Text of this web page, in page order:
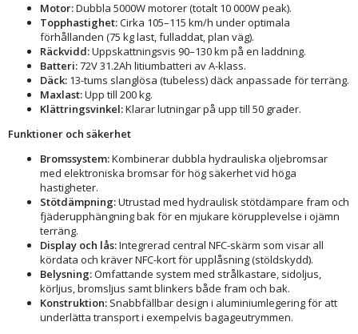
Motor:Dubbla 5000W motorer (totalt 10 000W peak).
Topphastighet:Cirka 105–115 km/h under optimala
förhållanden (75 kg last, fulladdat, plan väg).
Räckvidd:Uppskattningsvis 90–130 km på en laddning.
Batteri:72V 31.2Ah litiumbatteri av A-klass.
Däck: 13-tums slanglösa (tubeless) däck anpassade för terräng.
Maxlast:Upp till 200 kg.
Klättringsvinkel:Klarar lutningar på upp till 50 grader.
Funktioner och säkerhet
Bromssystem:Kombinerar dubbla hydrauliska oljebromsar
med elektroniska bromsar för hög säkerhet vid höga
hastigheter.
Stötdämpning:Utrustad med hydraulisk stötdämpare fram och
fjäderupphängning bak för en mjukare körupplevelse i ojämn
terräng.
Display och lås:Integrerad central NFC-skärm som visar all
kördata och kräver NFC-kort för upplåsning (stöldskydd).
Belysning:Omfattande system med strålkastare, sidoljus,
körljus, bromsljus samt blinkers både fram och bak.
Konstruktion: Snabbfällbar design i aluminiumlegering för att
underlätta transport i exempelvis bagageutrymmen.